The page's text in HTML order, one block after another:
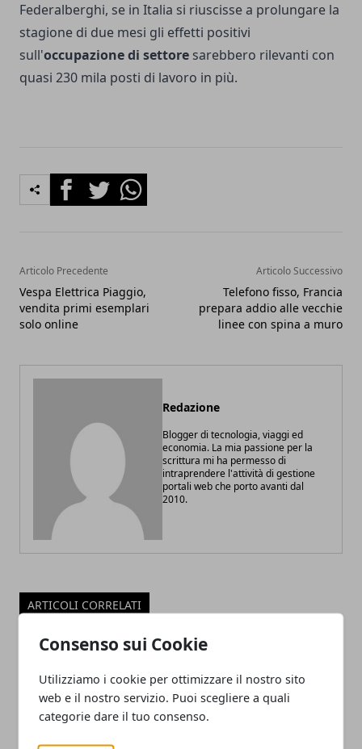
Consenso sui Cookie
Utilizziamo i cookie per ottimizzare il nostro sito
web e il nostro servizio. Puoi scegliere a quali
categorie dare il tuo consenso.
Federalberghi, se in Italia si riuscisse a prolungare la
stagione di due mesi gli effetti positivi
sull'occupazione di settore sarebbero rilevanti con
quasi 230 mila posti di lavoro in più.
FacebookTwitterWhatsapp
Articolo Precedente
Vespa Elettrica Piaggio,
vendita primi esemplari
solo online
Articolo Successivo
Telefono fisso, Francia
prepara addio alle vecchie
linee con spina a muro
Redazione
Blogger di tecnologia, viaggi ed
economia. La mia passione per la
scrittura mi ha permesso di
intraprendere l'attività di gestione
portali web che porto avanti dal
2010.
ARTICOLI CORRELATI